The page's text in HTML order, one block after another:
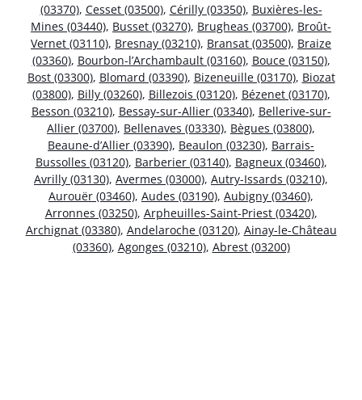
(03370), Cesset (03500), Cérilly (03350), Buxières-les-
Mines (03440), Busset (03270), Brugheas (03700), Broût-
Vernet (03110), Bresnay (03210), Bransat (03500), Braize
(03360), Bourbon-l’Archambault (03160), Bouce (03150),
Bost (03300), Blomard (03390), Bizeneuille (03170), Biozat
(03800), Billy (03260), Billezois (03120), Bézenet (03170),
Besson (03210), Bessay-sur-Allier (03340), Bellerive-sur-
Allier (03700), Bellenaves (03330), Bègues (03800),
Beaune-d’Allier (03390), Beaulon (03230), Barrais-
Bussolles (03120), Barberier (03140), Bagneux (03460),
Avrilly (03130), Avermes (03000), Autry-Issards (03210),
Aurouër (03460), Audes (03190), Aubigny (03460),
Arronnes (03250), Arpheuilles-Saint-Priest (03420),
Archignat (03380), Andelaroche (03120), Ainay-le-Château
(03360), Agonges (03210), Abrest (03200)